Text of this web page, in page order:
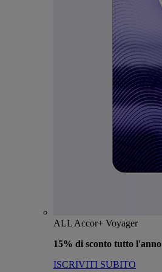
ALL Accor+ Voyager
15% di sconto tutto l'anno
ISCRIVITI SUBITO